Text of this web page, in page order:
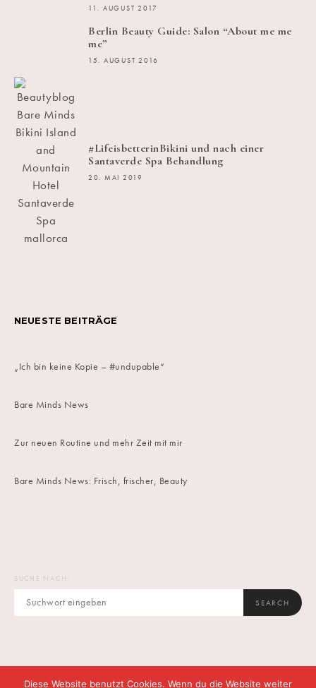
11. AUGUST 2017
Berlin Beauty Guide: Salon “About me me
me”
15. AUGUST 2016
#LifeisbetterinBikini und nach einer
Santaverde Spa Behandlung
20. MAI 2019
NEUESTE BEITRÄGE
„Ich bin keine Kopie – #undupable“
Bare Minds News
Zur neuen Routine und mehr Zeit mit mir
Bare Minds News: Frisch, frischer, Beauty
SUCHE NACH:
SEARCH
Diese Website benutzt Cookies. Wenn du die Website weiter